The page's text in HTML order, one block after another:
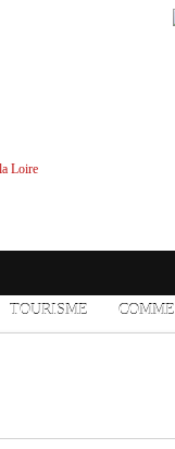
TOURISME